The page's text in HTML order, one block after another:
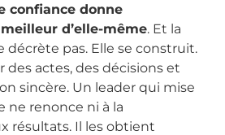
confiance donne
d’elle-même. Et la
décrète pas. Elle se construit.
des actes, des décisions et
sincère. Un leader qui mise
ne renonce ni à la
résultats. Il les obtient